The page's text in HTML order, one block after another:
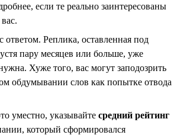
если те реально заинтересованы
с ответом. Реплика, оставленная под
пару месяцев или больше, уже
Хуже того, вас могут заподозрить
обдумывании слов как попытке отвода
уместно, указывайте средний рейтинг
который сформировался